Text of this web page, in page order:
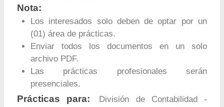
Nota:
Los interesados solo deben de optar por un
(01) área de prácticas.
Enviar todos los documentos en un solo
archivo PDF.
Las prácticas profesionales serán
presenciales.
Prácticas para:
División de Contabilidad -